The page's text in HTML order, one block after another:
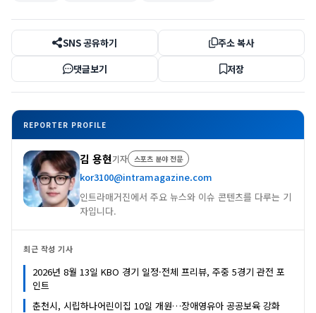
SNS 공유하기
주소 복사
댓글보기
저장
REPORTER PROFILE
김 용현기자 스포츠 분야 전문
kor3100@intramagazine.com
인트라매거진에서 주요 뉴스와 이슈 콘텐츠를 다루는 기
자입니다.
최근 작성 기사
2026년 8월 13일 KBO 경기 일정·전체 프리뷰, 주중 5경기 관전 포
인트
춘천시, 시립하나어린이집 10일 개원…장애영유아 공공보육 강화